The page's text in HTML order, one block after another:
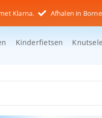
Klarna. Afhalen in
Kinderfietsen